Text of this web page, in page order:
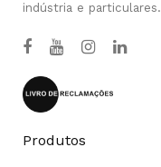
indústria e particulares.
Produtos